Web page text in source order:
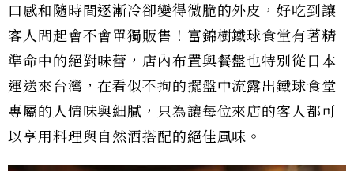
口感和隨時間逐漸冷卻變得微脆的外皮，好吃到讓
客人問起會不會單獨販售！富錦樹鐵球食堂有著精
準命中的絕對味蕾，店內布置與餐盤也特別從日本
運送來台灣，在看似不拘的擺盤中流露出鐵球食堂
專屬的人情味與細膩，只為讓每位來店的客人都可
以享用料理與自然酒搭配的絕佳風味。